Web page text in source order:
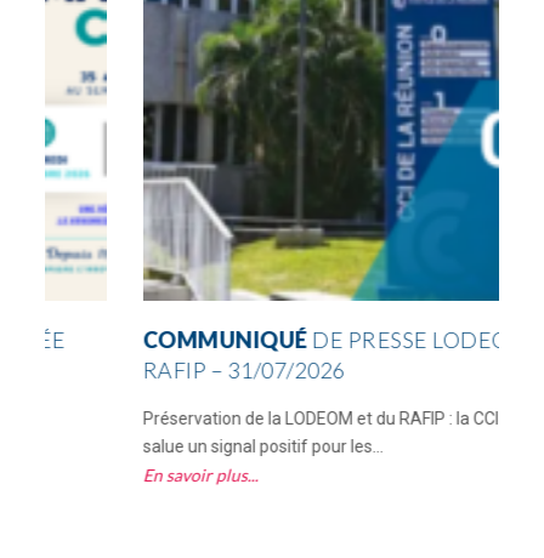
COMMUNIQUÉDE PRESSE LODEOM &
RAFIP – 31/07/2026
Préservation de la LODEOM et du RAFIP : la CCI Réunion
salue un signal positif pour les...
En savoir plus